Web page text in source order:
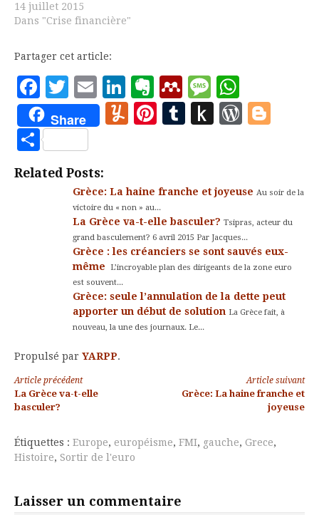
14 juillet 2015
Dans "Crise financière"
Partager cet article:
Facebook
Twitter
EmailLinkedIn
Evernote
Mendeley
Message
Share Yummly
Pinterest
Tumblr
Push
Partager
Related Posts:
Grèce: La haine franche et joyeuse Au soir de la
victoire du « non » au...
La Grèce va-t-elle basculer? Tsipras, acteur du
grand basculement? 6 avril 2015 Par Jacques...
Grèce : les créanciers se sont sauvés eux-
même
L’incroyable plan des dirigeants de la zone euro
est souvent...
Grèce: seule l’annulation de la dette peut
apporter un début de solution La Grèce fait, à
nouveau, la une des journaux. Le...
Propulsé par YARPP.
Lire
la
suite
Article précédent
La Grèce va-t-elle
basculer?
Article suivant
Grèce: La haine franche et
joyeuse
Étiquettes : Europe, européisme, FMI, gauche, Grece,
Histoire, Sortir de l'euro
Laisser un commentaire